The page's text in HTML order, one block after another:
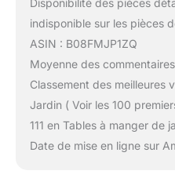
Disponibilité des pièces
indisponible sur les pièces
ASIN : B08FMJP1ZQ
Moyenne des
Classement des meilleures
Jardin ( Voir les 100
111 en Tables à manger de
Date de mise en ligne sur